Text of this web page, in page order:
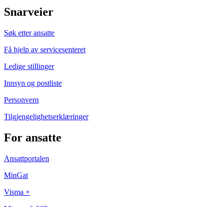
Snarveier
Søk etter ansatte
Få hjelp av servicesenteret
Ledige stillinger
Innsyn og postliste
Personvern
Tilgjengelighetserklæringer
For ansatte
Ansattportalen
MinGat
Visma +